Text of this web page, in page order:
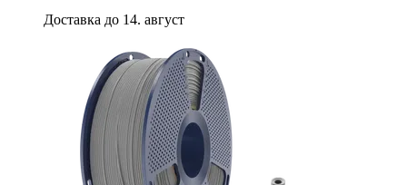
Доставка до 14. август